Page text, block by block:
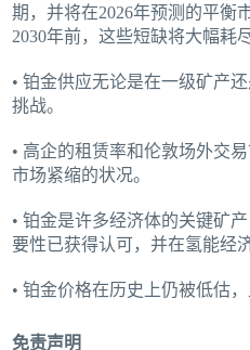
期，并将在2026年预测的平衡
2030年前，这些短缺将大幅耗
• 铂金供应无论是在一级矿产
挑战。
• 高企的租赁率和伦敦场外交
市场紧缩的状况。
• 铂金是许多经济体的关键矿
要性已获得认可，并在氢能经
• 铂金价格在历史上仍被低估
免责声明